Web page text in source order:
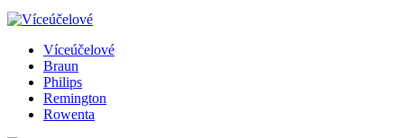
Víceúčelové
Braun
Philips
Remington
Rowenta